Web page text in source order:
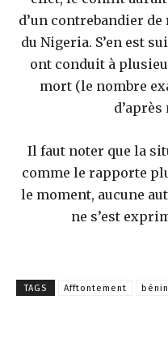
d’un contrebandier
du Nigeria. S’en est
ont conduit à
mort (le nombre
Il faut noter que la
comme le rapporte
le moment, aucune
ne s’est
TAGS Afftontement bénin